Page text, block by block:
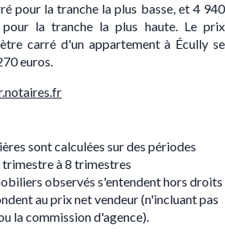
pour la tranche la plus basse, et 4 940
la tranche la plus haute. Le prix
carré d'un appartement à Écully se
euros.
sont calculées sur des périodes
trimestre à 8 trimestres
observés s'entendent hors droits
au prix net vendeur (n'incluant pas
la commission d'agence).